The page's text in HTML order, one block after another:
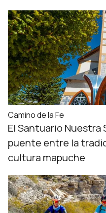
Camino de la Fe
El Santuario Nuestra
puente entre la
cultura mapuche